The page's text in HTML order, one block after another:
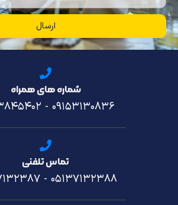
شماره های همراه
۰۹۱۵۳۱۳۰۸۳۶ -
تماس تلفنی
۰۵۱۳۷۱۳۲۳۸۸ -
ارسال